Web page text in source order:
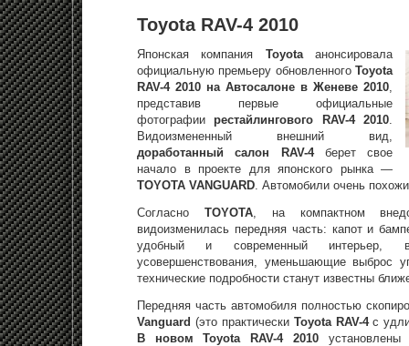
Toyota RAV-4 2010
Японская компания Toyotaанонсировала
официальную премьеру обновленногоToyota
RAV-4 2010 на Автосалоне в Женеве 2010,
представив первые официальные
фотографиирестайлингового RAV-4 2010.
Видоизмененный внешний вид,
доработанный салон RAV-4 берет свое
начало в проекте для японского рынка —
TOYOTA VANGUARD. Автомобили очень
Согласно TOYOTA, на компактном
видоизменилась передняя часть: капот и
удобный и современный интерьер,
усовершенствования, уменьшающие выброс
технические подробности станут известны
Передняя часть автомобиля полностью
Vanguard (это практически Toyota RAV-4с
В новом Toyota RAV-4 2010